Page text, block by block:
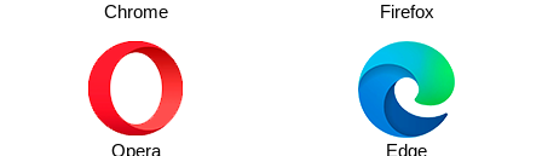
Chrome Firefox
Opera Edge